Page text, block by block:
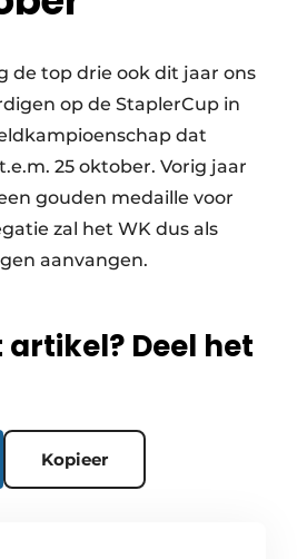
de top drie ook dit jaar ons
op de StaplerCup in
dat
25 oktober. Vorig jaar
gouden medaille voor
zal het WK dus als
aanvangen.
Deel het
Kopieer